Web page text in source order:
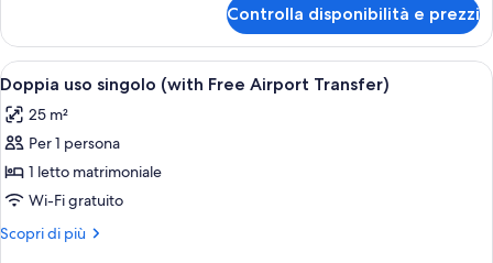
Port
Package
with
Transfer
the
Port
Controlla disponibilità e prezzi
Apri
tutte
le
foto
per
Doppia
uso
singolo
Una camera d'albergo con un letto
10
Doppia uso singolo (with Free Airport Transfer)
25 m²
Per 1 persona
1 letto matrimoniale
Wi-Fi gratuito
Scopri di più
Altri